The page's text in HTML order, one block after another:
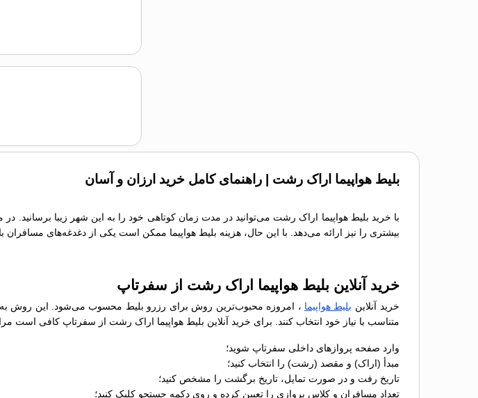
بلیط هواپیما اراک رشت | راهنمای کامل خرید ارزان و آسان
با خرید بلیط هواپیما اراک رشت می‌توانید در مدت زمان کوتاهی خود را به این شهر زیبا
بیشتری را نیز ارائه می‌دهد. با این حال، هزینه بلیط هواپیما ممکن است یکی از دغدغه‌های مسافران
خرید آنلاین بلیط هواپیما اراک رشت از سفرتاپ
خرید آنلاین بلیط هواپیما ، امروزه محبوب‌ترین روش برای رزرو بلیط محسوب می‌شود. این روش
متناسب با نیاز خود انتخاب کنند. برای خرید آنلاین بلیط هواپیما اراک رشت از سفرتاپ کافی است
وارد صفحه پروازهای داخلی سفرتاپ شوید؛
مبدأ (اراک) و مقصد (رشت) را انتخاب کنید؛
تاریخ رفت و در صورت تمایل، تاریخ برگشت را مشخص کنید؛
تعداد مسافران و کلاس پروازی را تعیین کرده و روی دکمه جستجو کلیک کنید؛